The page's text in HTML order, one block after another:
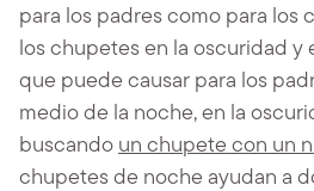
para los padres como para los
los chupetes en la oscuridad y
que puede causar para los
medio de la noche, en la
buscando un chupete con un
chupetes de noche ayudan a